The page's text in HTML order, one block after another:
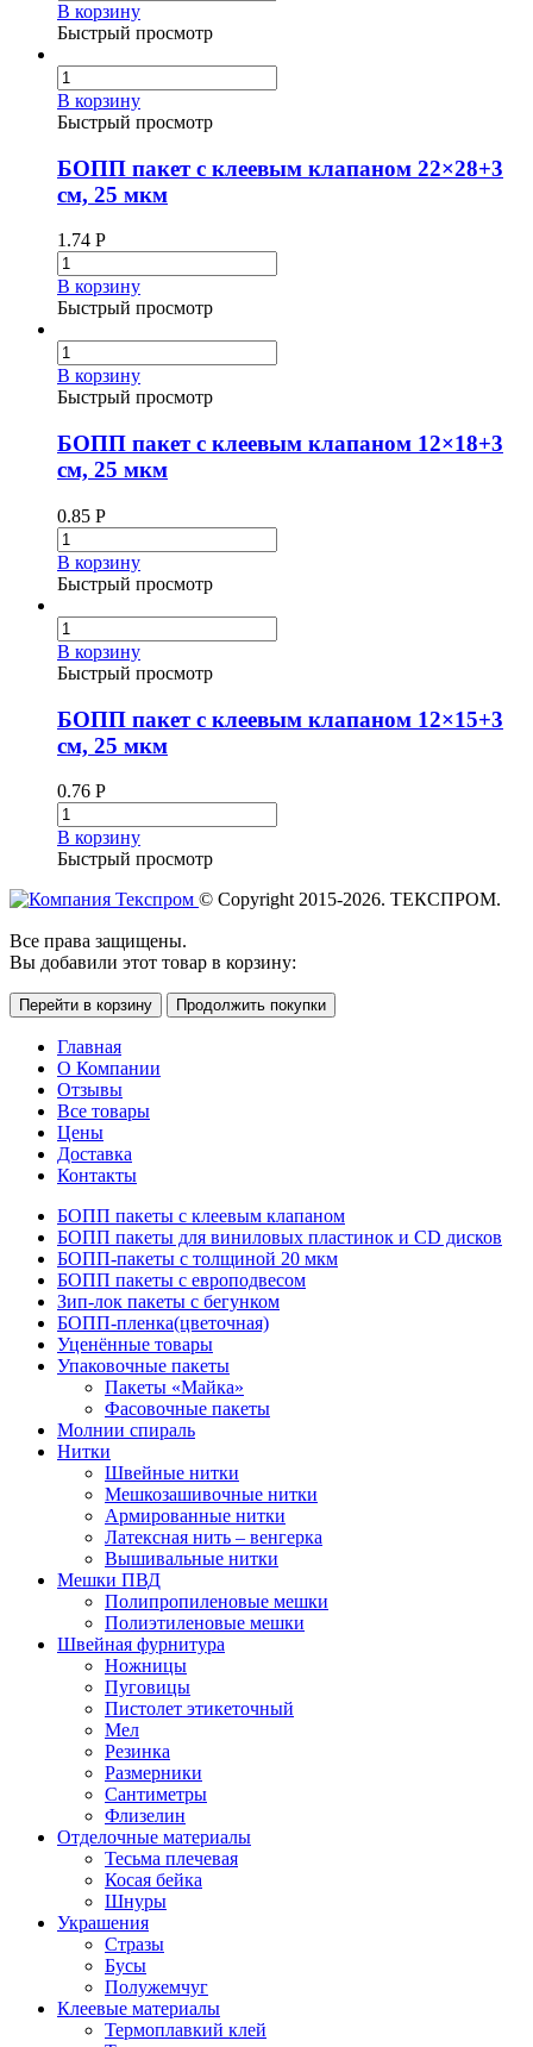
В корзину
Быстрый просмотр
В корзину
Быстрый просмотр
БОПП пакет с клеевым клапаном 22×28+3
см, 25 мкм
1.74 Р
В корзину
Быстрый просмотр
В корзину
Быстрый просмотр
БОПП пакет с клеевым клапаном 12×18+3
см, 25 мкм
0.85 Р
В корзину
Быстрый просмотр
В корзину
Быстрый просмотр
БОПП пакет с клеевым клапаном 12×15+3
см, 25 мкм
0.76 Р
В корзину
Быстрый просмотр
© Copyright 2015-2026. ТЕКСПРОМ.
Все права защищены.
Вы добавили этот товар в корзину:
Перейти в корзину Продолжить покупки
Главная
О Компании
Отзывы
Все товары
Цены
Доставка
Контакты
БОПП пакеты с клеевым клапаном
БОПП пакеты для виниловых пластинок и CD дисков
БОПП-пакеты с толщиной 20 мкм
БОПП пакеты с европодвесом
Зип-лок пакеты с бегунком
БОПП-пленка(цветочная)
Уценённые товары
Упаковочные пакеты
Пакеты «Майка»
Фасовочные пакеты
Молнии спираль
Нитки
Швейные нитки
Мешкозашивочные нитки
Армированные нитки
Латексная нить – венгерка
Вышивальные нитки
Мешки ПВД
Полипропиленовые мешки
Полиэтиленовые мешки
Швейная фурнитура
Ножницы
Пуговицы
Пистолет этикеточный
Мел
Резинка
Размерники
Сантиметры
Флизелин
Отделочные материалы
Тесьма плечевая
Косая бейка
Шнуры
Украшения
Стразы
Бусы
Полужемчуг
Клеевые материалы
Термоплавкий клей